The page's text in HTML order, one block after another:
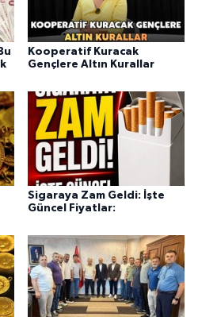
Kooperatif Kuracak
Gençlere Altın Kurallar
Sigaraya Zam Geldi: İşte
Güncel Fiyatlar: